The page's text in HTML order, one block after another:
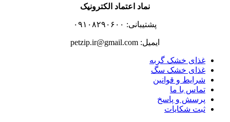
نماد اعتماد الکترونیک
پشتیبانی: ۰۹۱۰۸۲۹۰۶۰۰
ایمیل: petzip.ir@gmail.com
غذای خشک گربه
غذای خشک سگ
شرایط و قوانین
تماس با ما
پرسش و پاسخ
ثبت شکایات